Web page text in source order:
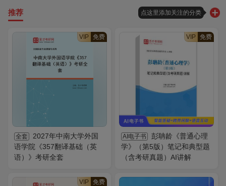
推荐 点这里添加关注的分类
VIP 免费
全套
2027年中南大学外国
语学院《357翻译基础（英
语）》考研全套
VIP 免费
AI电子书
彭聃龄《普通心理
学》（第5版）笔记和典型题
（含考研真题）AI讲解
VIP 免费